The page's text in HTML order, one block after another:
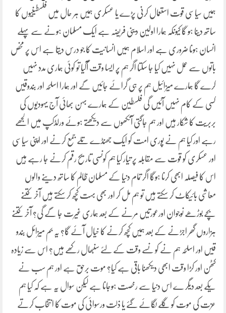
ہمیں سیاسی قوت استعمال کرنی پڑے یا عسکری ہمیں ہر حال میں فلسطینیوں کا
ساتھ دینا ہو گا کیونکہ ہمارا اولین دینی فریضہ ہے ایک مسلمان ہونے سے پہلے
انسان ہونا ضروری ہے اور اسلام ہمیں انسانیت کا جو درس دیتا ہے اس پر مخص
باتوں سے عمل نہیں کیا جا سکتا اگر ہم پر ایسا وقت آگیا تو کوئی ہماری مدد نہیں
کرے گا ہمارے میزائیل ہم پر ہی گرائے جائیں گے اور ہمارا اسلحہ اور بندوقیں
کسی کے کام نہیں آئیں گی فلسطین کے ہمارے بہن بھائی آج یہودیوں کی
بربریت کا شکار ہیں اور ہم جاگتی آنکھوں سے دیکھتے ہوئے ورلڈکپ میں الجھے
رہے اور کیا ہم نے پوری امت کو ایک جھنڈے تلے جمع کرنے اور اپنی سیاسی
اور عسکری کو قوت سے مقابلہ پر تیار کیا ہم کونسی تاریح رقم کرنے جا رہے ہیں
اس کا فیصلہ ابھی کرنا ہوگا اگر تمام دنیا کے مسلمان ظالم کا ساتھ دینے والوں
معاشی بائیکاٹ کر سکتے ہیں تو ہم مل کر اور بھی بہت کچھ کر سکتے ہیں آخر کتنے
بچے بوڑھے نوجوان اورعورتیں مرنے کے بعد ہماری غیرت جا گے گی؟ آخر کتنے
ہزاروں گھر اجڑنے کے بعد ہمیں کچھ کرنے کا خیال آئے گا؟ یہ بم میزائل بندو
قیں اور اسلحہ ہم نے کو نسے وقت کے لئے سنبھال رکھے ہیں؟ اس سے زیادہ
کٹھن اور کڑا وقت ابھی دیکھنا باقی ہے کیا؟ موت برحق ہے اور ہم سب نے
یکے بعد دیگر ے اس دنیا سے رخصت ہوجانا ہے لیکن سوال یہ ہے کہ کیا ہم
عزت کی موت کو گلے لگائے گئے یا ذلت ورسوائی کی موت کا انتخاب کرتے